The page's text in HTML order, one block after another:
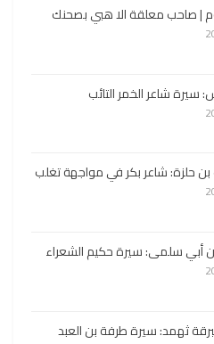
| صاحب معلقة الا هبي بصحنك
سيرة شاعر الخمر التائب
بن حلزة: شاعر بكر في مواجهة تغلب
أبي سلمى: سيرة حكيم الشعراء
ثهمد: سيرة طرفة بن العبد